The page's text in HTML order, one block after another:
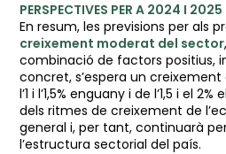
PERSPECTIVES PER A 2024 I 2025
En resum, les previsions per als
creixement moderat del sector
combinació de factors positius,
concret, s’espera un
l’1 i l’1,5% enguany i de l’1,5 i el
dels ritmes de creixement de
general i, per tant, continuarà
l’estructura sectorial del país.